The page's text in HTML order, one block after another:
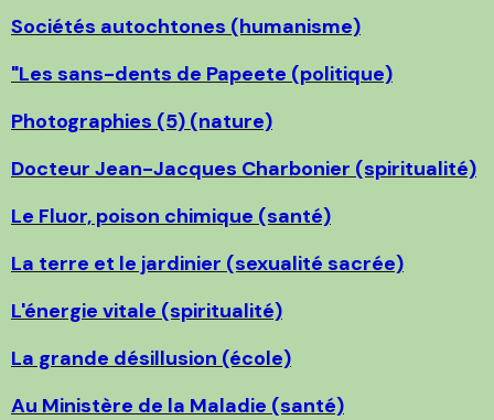
Sociétés autochtones (humanisme)
"Les sans-dents de Papeete (politique)
Photographies (5) (nature)
Docteur Jean-Jacques Charbonier (spiritualité)
Le Fluor, poison chimique (santé)
La terre et le jardinier (sexualité sacrée)
L'énergie vitale (spiritualité)
La grande désillusion (école)
Au Ministère de la Maladie (santé)